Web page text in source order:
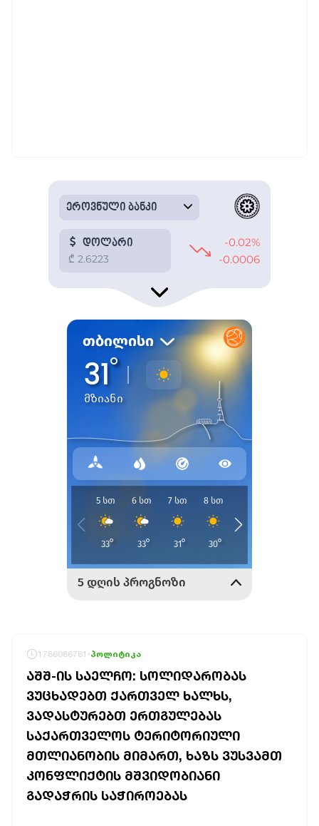
1786086781 პოლიტიკა
ᲐᲨᲨ-ᲘᲡ ᲡᲐᲔᲚᲩᲝ: ᲡᲝᲚᲘᲓᲐᲠᲝᲑᲐᲡ
ᲕᲣᲪᲮᲐᲓᲔᲑᲗ ᲥᲐᲠᲗᲕᲔᲚ ᲮᲐᲚᲮᲡ,
ᲕᲐᲓᲐᲡᲢᲣᲠᲔᲑᲗ ᲔᲠᲗᲒᲣᲚᲔᲑᲐᲡ
ᲡᲐᲥᲐᲠᲗᲕᲔᲚᲝᲡ ᲢᲔᲠᲘᲢᲝᲠᲘᲣᲚᲘ
ᲛᲗᲚᲘᲐᲜᲝᲑᲘᲡ ᲛᲘᲛᲐᲠᲗ, ᲮᲐᲖᲡ ᲕᲣᲡᲕᲐᲛᲗ
ᲙᲝᲜᲤᲚᲘᲥᲢᲘᲡ ᲛᲨᲕᲘᲓᲝᲑᲘᲐᲜᲘ
ᲒᲐᲓᲐᲭᲠᲘᲡ ᲡᲐᲭᲘᲠᲝᲔᲑᲐᲡ